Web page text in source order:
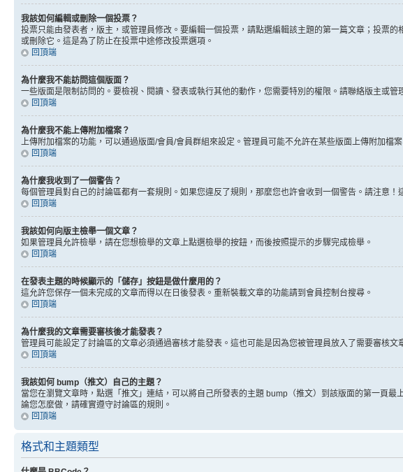
我該如何編輯或刪除一個投票？
投票只能由發表者，版主，或管理員修改。要編輯一個投票，請點選編輯該主題的第一篇文章；投票
或刪除它。這是為了防止在投票中途修改投票選項。
回頂端
為什麼我不能訪問這個版面？
一些版面是限制訪問的。要檢視、閱讀、發表或執行其他的動作，您需要特別的權限。請聯絡版主或管
回頂端
為什麼我不能上傳附加檔案？
上傳附加檔案的功能，可以通過版面/會員/會員群組來設定。管理員可能不允許在某些版面上傳附加
回頂端
為什麼我收到了一個警告？
每個管理員對自己的討論區都有一套規則。如果您違反了規則，那麼您也許會收到一個警告。請注意
回頂端
我該如何向版主檢舉一個文章？
如果管理員允許檢舉，請在您想檢舉的文章上點選檢舉的按鈕，而後按照提示的步驟完成檢舉。
回頂端
在發表主題的時候顯示的「儲存」按鈕是做什麼用的？
這允許您保存一個未完成的文章而得以在日後發表。重新裝載文章的功能請到會員控制台搜尋。
回頂端
為什麼我的文章需要審核後才能發表？
管理員可能設定了討論區的文章必須通過審核才能發表。這也可能是因為您被管理員放入了需要審核文
回頂端
我該如何 bump（推文）自己的主題？
當您在瀏覽文章時，點選「推文」連結，可以將自己所發表的主題 bump（推文）到該版面的第一頁
論您怎麼做，請確實遵守討論區的規則。
回頂端
格式和主題類型